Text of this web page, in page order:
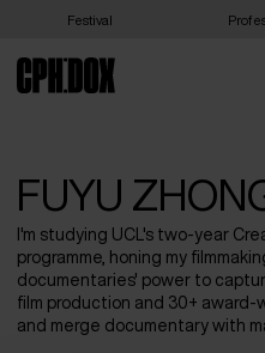
Festival
FUYU
I'm studying UCL's two-year
programme, honing my
documentaries' power to
film production and 30+ award-
and merge documentary with